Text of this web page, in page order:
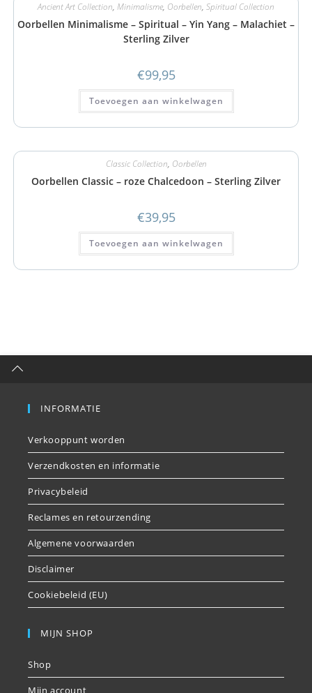
Ancient Art Collection, Minimalisme, Oorbellen, Spiritual Collection
Oorbellen Minimalisme – Spiritual – Yin Yang – Malachiet –
Sterling Zilver
€99,95
Toevoegen aan winkelwagen
Classic Collection, Oorbellen
Oorbellen Classic – roze Chalcedoon – Sterling Zilver
€39,95
Toevoegen aan winkelwagen
INFORMATIE
Verkooppunt worden
Verzendkosten en informatie
Privacybeleid
Reclames en retourzending
Algemene voorwaarden
Disclaimer
Cookiebeleid (EU)
MIJN SHOP
Shop
Mijn account